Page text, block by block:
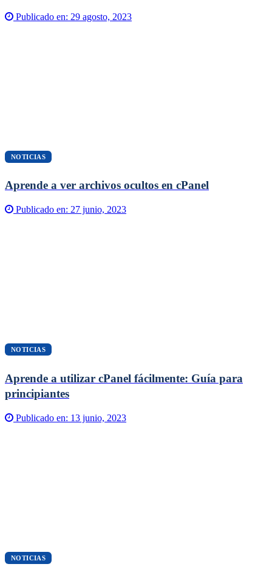
Publicado en: 29 agosto, 2023
NOTICIAS
Aprende a ver archivos ocultos en cPanel
Publicado en: 27 junio, 2023
NOTICIAS
Aprende a utilizar cPanel fácilmente: Guía para
principiantes
Publicado en: 13 junio, 2023
NOTICIAS